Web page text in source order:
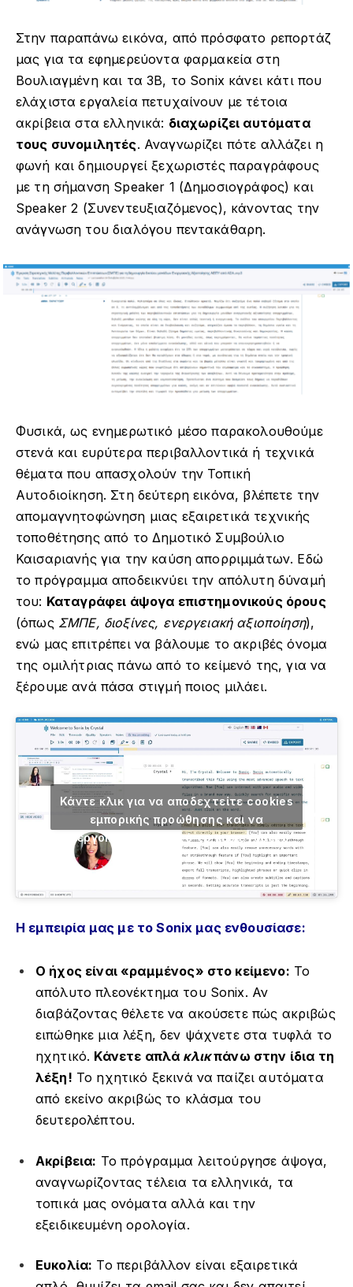
Στην παραπάνω εικόνα, από πρόσφατο ρεπορτάζ
μας για τα εφημερεύοντα φαρμακεία στη
Βουλιαγμένη και τα 3Β, το Sonix κάνει κάτι που
ελάχιστα εργαλεία πετυχαίνουν με τέτοια
ακρίβεια στα ελληνικά: διαχωρίζει αυτόματα
τους συνομιλητές. Αναγνωρίζει πότε αλλάζει η
φωνή και δημιουργεί ξεχωριστές παραγράφους
με τη σήμανση Speaker 1 (Δημοσιογράφος) και
Speaker 2 (Συνεντευξιαζόμενος), κάνοντας την
ανάγνωση του διαλόγου πεντακάθαρη.
Φυσικά, ως ενημερωτικό μέσο παρακολουθούμε
στενά και ευρύτερα περιβαλλοντικά ή τεχνικά
θέματα που απασχολούν την Τοπική
Αυτοδιοίκηση. Στη δεύτερη εικόνα, βλέπετε την
απομαγνητοφώνηση μιας εξαιρετικά τεχνικής
τοποθέτησης από το Δημοτικό Συμβούλιο
Καισαριανής για την καύση απορριμμάτων. Εδώ
το πρόγραμμα αποδεικνύει την απόλυτη δύναμή
του: Καταγράφει άψογα επιστημονικούς όρους
(όπως ΣΜΠΕ, διοξίνες, ενεργειακή αξιοποίηση),
ενώ μας επιτρέπει να βάλουμε το ακριβές όνομα
της ομιλήτριας πάνω από το κείμενό της, για να
ξέρουμε ανά πάσα στιγμή ποιος μιλάει.
Κάντε κλικ για να αποδεχτείτε cookies
εμπορικής προώθησης και να
ενεργοποιήσετε αυτό το περιεχόμενο
Η εμπειρία μας με το Sonix μας ενθουσίασε:
Ο ήχος είναι «ραμμένος» στο κείμενο: Το
απόλυτο πλεονέκτημα του Sonix. Αν
διαβάζοντας θέλετε να ακούσετε πώς ακριβώς
ειπώθηκε μια λέξη, δεν ψάχνετε στα τυφλά το
ηχητικό. Κάνετε απλά κλικπάνω στην ίδια τη
λέξη! Το ηχητικό ξεκινά να παίζει αυτόματα
από εκείνο ακριβώς το κλάσμα του
δευτερολέπτου.
Ακρίβεια: Το πρόγραμμα λειτούργησε άψογα,
αναγνωρίζοντας τέλεια τα ελληνικά, τα
τοπικά μας ονόματα αλλά και την
εξειδικευμένη ορολογία.
Ευκολία: Το περιβάλλον είναι εξαιρετικά